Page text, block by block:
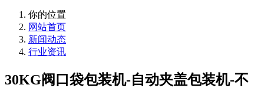
你的位置
网站首页
新闻动态
行业资讯
30KG阀口袋包装机-自动夹盖包装机-不